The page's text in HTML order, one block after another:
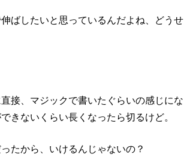
ばしたいと思っているんだよね、どうせ
接、マジックで書いたぐらいの感じにな
きないくらい長くなったら切るけど。
たから、いけるんじゃないの？